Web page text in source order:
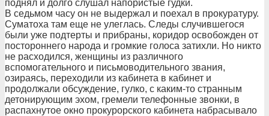
поднял и долго слушал напористые гудки.
В седьмом часу он не выдержал и поехал в прокуратуру.
Суматоха там еще не улеглась. Следы случившегося
были уже подтерты и прибраны, коридор освобожден от
постороннего народа и громкие голоса затихли. Но никто
не расходился, женщины из различного
вспомогательного и письмоводительного звания,
озираясь, переходили из кабинета в кабинет и
продолжали обсуждение, гулко, с каким-то странным
детонирующим эхом, гремели телефонные звонки, в
распахнутое окно прокурорского кабинета набрасывало